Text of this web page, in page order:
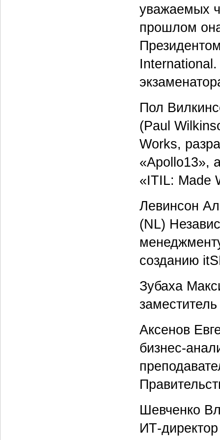
уважаемых
прошлом
Пол
(Paul
Works,
«Apollo13»,
«ITIL: Made
Левинсон
(NL)
созданию
Зубаха
Аксенов
бизнес-
Шевченко
ИТ-